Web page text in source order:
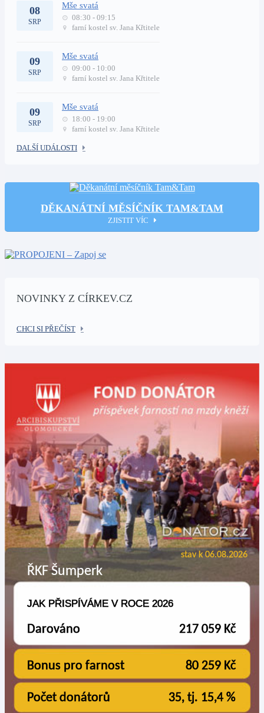
08
SRP
Mše svatá
08:30 - 09:15
farní kostel sv. Jana Křtitele
09
SRP
Mše svatá
09:00 - 10:00
farní kostel sv. Jana Křtitele
09
SRP
Mše svatá
18:00 - 19:00
farní kostel sv. Jana Křtitele
DALŠÍ UDÁLOSTI
DĚKANÁTNÍ MĚSÍČNÍK TAM&TAM
ZJISTIT VÍC
NOVINKY Z CÍRKEV.CZ
CHCI SI PŘEČÍST